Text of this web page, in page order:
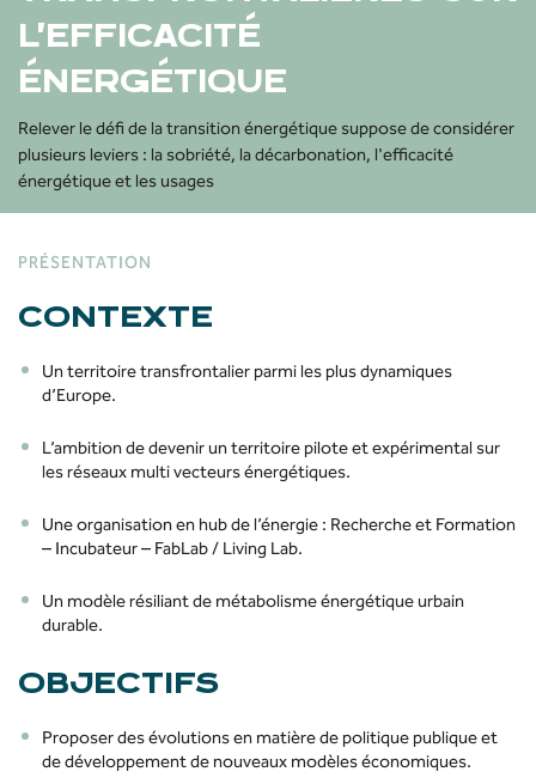
L’EFFICACITÉ
ÉNERGÉTIQUE
Relever le défi de la transition énergétique suppose de considérer
plusieurs leviers : la sobriété, la décarbonation, l'efficacité
énergétique et les usages
PRÉSENTATION
CONTEXTE
Un territoire transfrontalier parmi les plus dynamiques
d’Europe.
L’ambition de devenir un territoire pilote et expérimental sur
les réseaux multi vecteurs énergétiques.
Une organisation en hub de l’énergie : Recherche et Formation
– Incubateur – FabLab / Living Lab.
Un modèle résiliant de métabolisme énergétique urbain
durable.
OBJECTIFS
Proposer des évolutions en matière de politique publique et
de développement de nouveaux modèles économiques.